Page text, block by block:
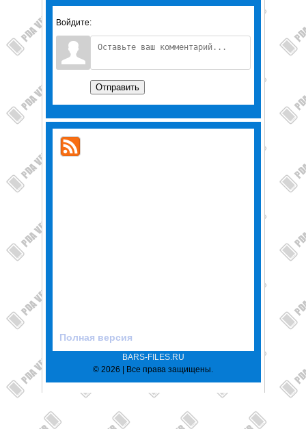
Войдите:
Отправить
Полная версия
BARS-FILES.RU
© 2026 | Все права защищены.